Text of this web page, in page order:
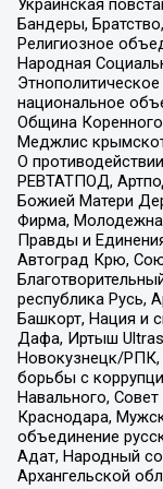
Украинская
Бандеры,
Религиозное
Народная
национальное
Община Коренного
Меджлис
О
РЕВТАТПОД,
Божией Матери
Фирма,
Правды и
Автоград Крю,
республика Русь,
Башкорт, Нация и
Дафа, Иртыш
Новокузнецк/
борьбы с
Навального,
Краснодара,
объединение
Адат, Народный
Архангельской